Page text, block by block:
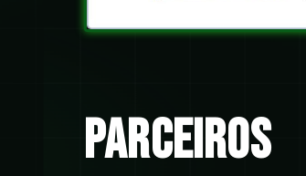
parceiros